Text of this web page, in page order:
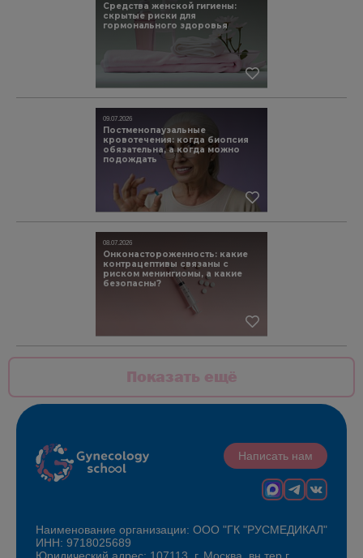
Средства женской гигиены:
скрытые риски для
гормонального здоровья
Постменопаузальные
кровотечения: когда биопсия
обязательна, а когда можно
подождать
09.07.2026
Онконастороженность: какие
контрацептивы связаны с
риском менингиомы, а какие
безопасны?
08.07.2026
Показать ещё
Написать нам
Наименование организации: ООО "ГК "РУСМЕДИКАЛ"
ИНН: 9718025689